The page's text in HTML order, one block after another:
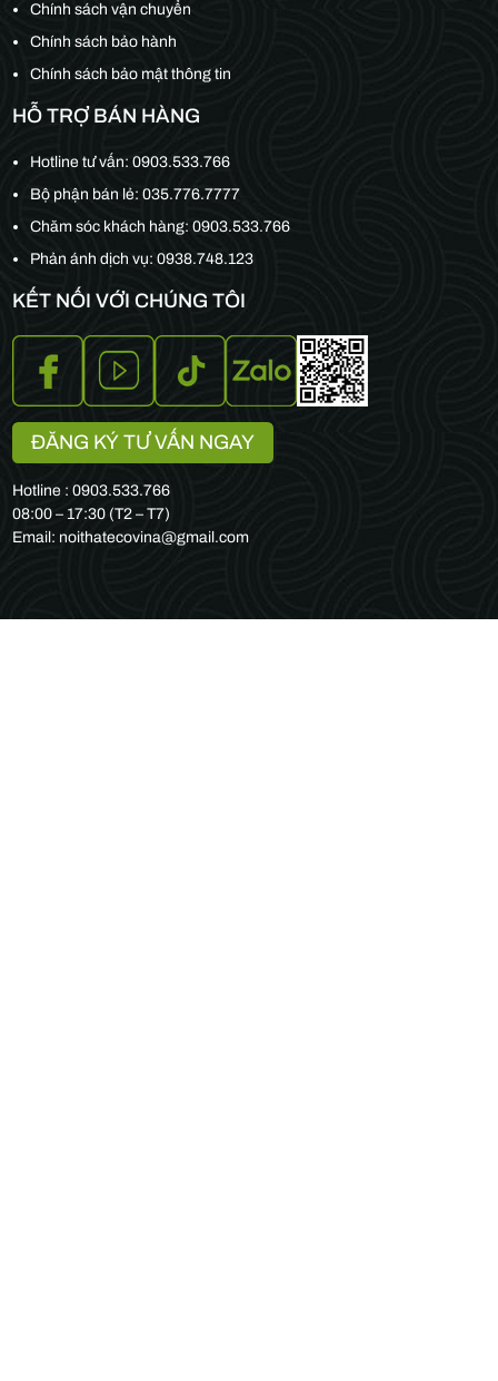
Chính sách vận chuyển
Chính sách bảo hành
Chính sách bảo mật thông tin
HỖ TRỢ BÁN HÀNG
Hotline tư vấn:0903.533.766
Bộ phận bán lẻ:035.776.7777
Chăm sóc khách hàng:0903.533.766
Phản ánh dịch vụ: 0938.748.123
KẾT NỐI VỚI CHÚNG TÔI
ĐĂNG KÝ TƯ VẤN NGAY
Hotline : 0903.533.766
08:00 – 17:30 (T2 – T7)
Email: noithatecovina@gmail.com